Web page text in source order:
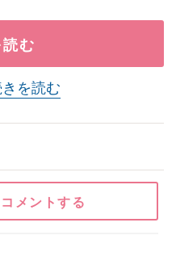
む
を読む
メントする